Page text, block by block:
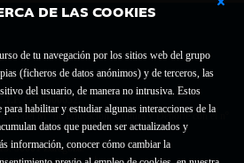
DE LAS COOKIES
de tu navegación por los sitios web del grupo
(ficheros de datos anónimos) y de terceros, las
del usuario, de manera no intrusiva. Estos
habilitar y estudiar algunas interacciones de la
datos que pueden ser actualizados y
información, conocer cómo cambiar la
G-50000652.
del Mº de Educación, Cultura y Deporte con el nº
50001 Zaragoza.